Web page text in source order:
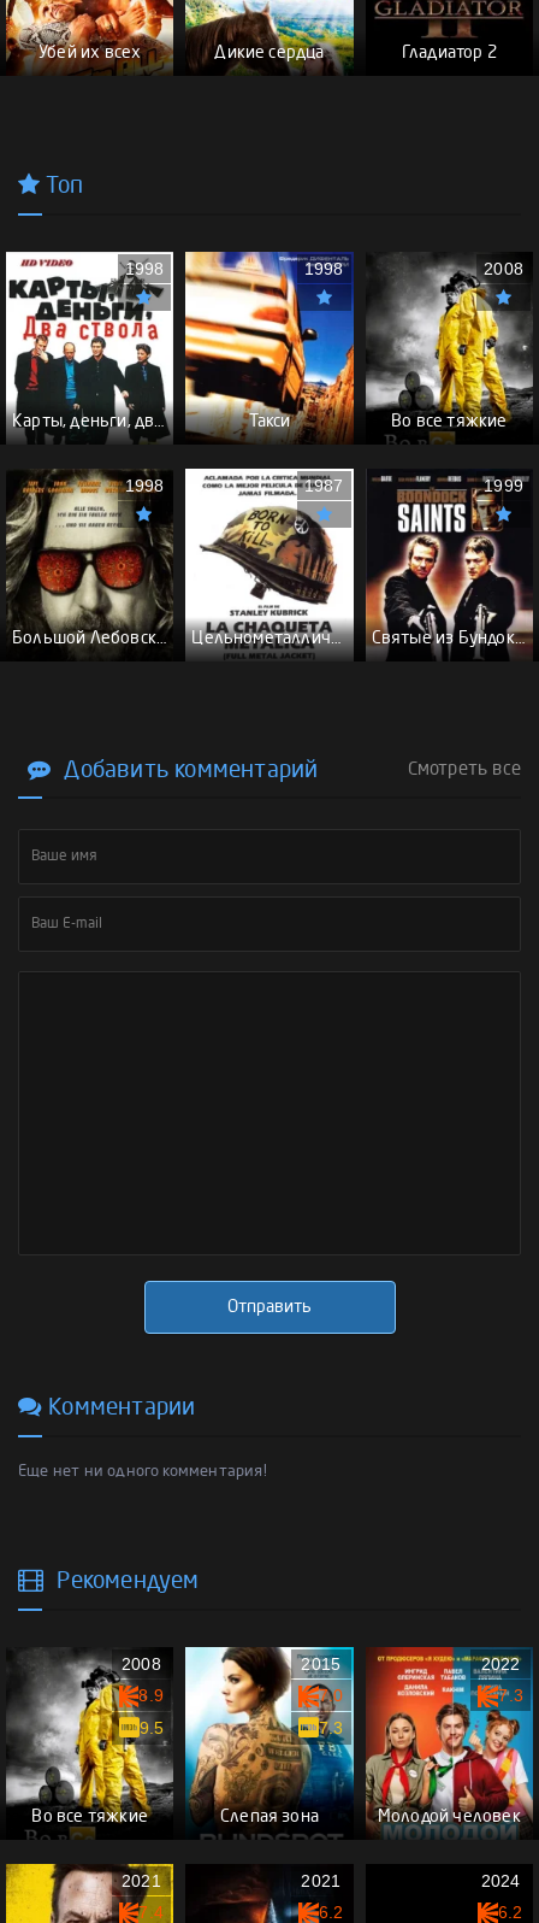
Убей их всех Дикие сердца Гладиатор 2
Топ
Карты, деньги, два ствола - (Перевод Гоблина)
1998
Такси
1998
Во все тяжкие
2008
Большой Лебовски - (Перевод Гоблина)
1998
Цельнометаллическая оболочка - (Перевод Гоблина)
1987
Святые из Бундока \ Святые из трущоб - (Перевод Гоблина)
1999
Добавить комментарий Смотреть все
Отправить
Комментарии
Еще нет ни одного комментария!
Рекомендуем
Во все тяжкие
2008
8.9
9.5
Слепая зона
2015
7.0
7.3
Молодой человек
2022
7.3
2021
7.4
2021
6.2
2024
6.2